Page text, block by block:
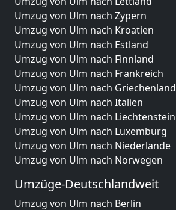
Umzug von Ulm nach Zypern
Umzug von Ulm nach Kroatien
Umzug von Ulm nach Estland
Umzug von Ulm nach Finnland
Umzug von Ulm nach Frankreich
Umzug von Ulm nach Griechenland
Umzug von Ulm nach Italien
Umzug von Ulm nach Liechtenstein
Umzug von Ulm nach Luxemburg
Umzug von Ulm nach Niederlande
Umzug von Ulm nach Norwegen
Umzüge-Deutschlandweit
Umzug von Ulm nach Berlin